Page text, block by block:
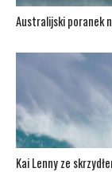
Australijski poranek
Kai Lenny ze